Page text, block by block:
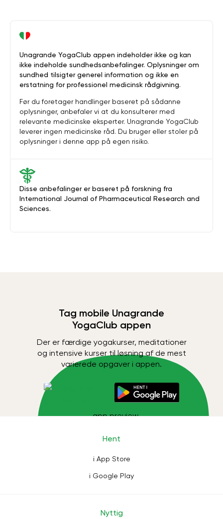
Disse anbefalinger er baseret på forskning fra
International Journal of Pharmaceutical Research and
Sciences.
Unagrande YogaClub appen indeholder ikke og kan
ikke indeholde sundhedsanbefalinger. Oplysninger om
sundhed tilsigter generel information og ikke en
erstatning for professionel medicinsk rådgivning.
Før du foretager handlinger baseret på sådanne
oplysninger, anbefaler vi at du konsulterer med
relevante medicinske eksperter. Unagrande YogaClub
leverer ingen medicinske råd. Du bruger eller stoler på
oplysninger i denne app på egen risiko.
Tag mobile Unagrande
YogaClub appen
Der er færdige yogakurser, meditationer
og intensive kurser til løsning af de mest
varierede opgaver i appen.
Hent
i App Store
i Google Play
Nyttig